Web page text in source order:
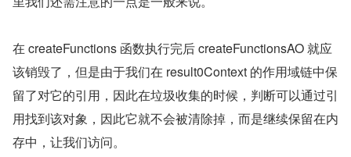
在 createFunctions 函数执行完后 createFunctionsAO 就应
该销毁了，但是由于我们在 result0Context 的作用域链中保
留了对它的引用，因此在垃圾收集的时候，判断可以通过引
用找到该对象，因此它就不会被清除掉，而是继续保留在内
存中，让我们访问。